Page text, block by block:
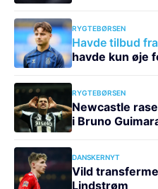
RYGTEBØRSEN
Havde tilbud
havde kun øje
RYGTEBØRSEN
Newcastle
i Bruno
DANSKERNYT
Vild
Lindstrøm